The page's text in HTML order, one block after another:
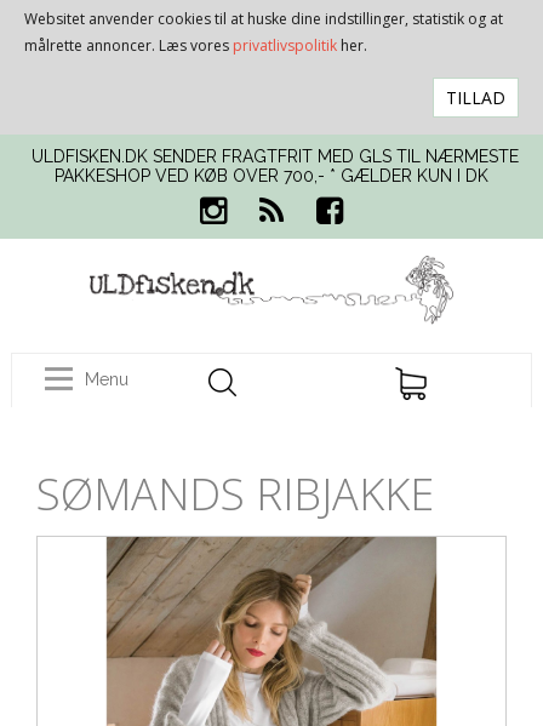
Websitet anvender cookies til at huske dine indstillinger, statistik og at
målrette annoncer. Læs vores privatlivspolitik her.
TILLAD
ULDFISKEN.DK SENDER FRAGTFRIT MED GLS TIL NÆRMESTE
PAKKESHOP VED KØB OVER 700,- * GÆLDER KUN I DK
Menu
SØMANDS RIBJAKKE